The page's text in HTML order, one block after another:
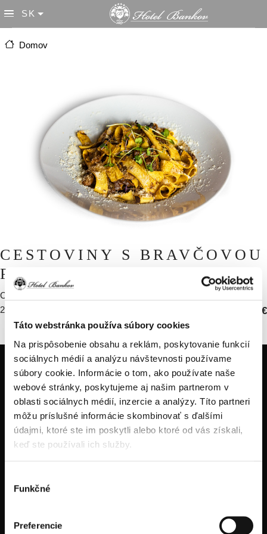
Táto webstránka používa súbory cookies
Na prispôsobenie obsahu a reklám, poskytovanie funkcií
sociálnych médií a analýzu návštevnosti používame
súbory cookie. Informácie o tom, ako používate naše
webové stránky, poskytujeme aj našim partnerom v
oblasti sociálnych médií, inzercie a analýzy. Títo partneri
môžu príslušné informácie skombinovať s ďalšími
údajmi, ktoré ste im poskytli alebo ktoré od vás získali,
keď ste používali ich služby.
súhlasu
Funkčné
Preferencie
SK List additional actions
Domov
CESTOVINY S BRAVČOVOU
PANENKOU
CESTOVINY / HUBY / BRAVČOVÁ PANENKA / PARMEZÁN
200g
17.90 €
tel.: +421914334466